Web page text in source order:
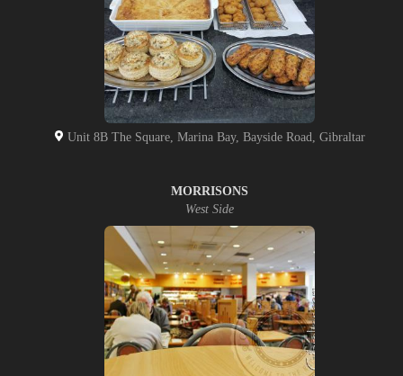
Unit 8B The Square, Marina Bay, Bayside Road, Gibraltar
MORRISONS
West Side